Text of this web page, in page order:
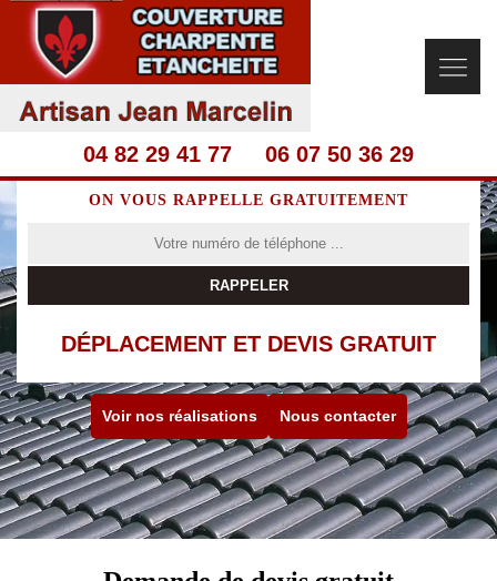
04 82 29 41 77 06 07 50 36 29
ON VOUS RAPPELLE GRATUITEMENT
DÉPLACEMENT ET DEVIS GRATUIT
Voir nos réalisations Nous contacter